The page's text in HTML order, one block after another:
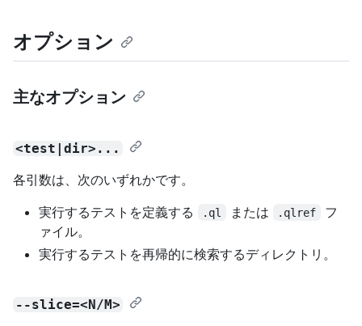
オプション
主なオプション
<test|dir>...
各引数は、次のいずれかです。
実行するテストを定義する
.ql または .qlref
フ
ァイル。
実行するテストを再帰的に検索するディレクトリ。
--slice=<N/M>